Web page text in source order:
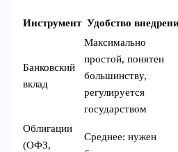
Инструмент Удобство
Банковский
вклад
Максимально
простой, понятен
большинству,
регулируется
государством
Облигации
(ОФЗ,
Среднее: нужен